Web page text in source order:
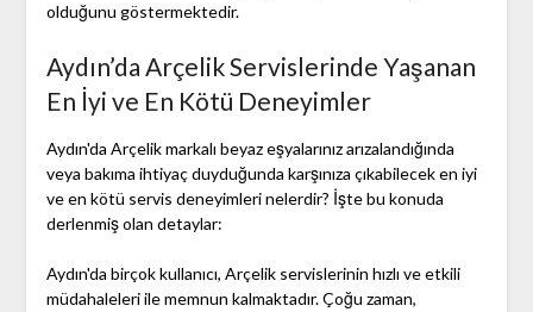
olduğunu göstermektedir.
Aydın’da Arçelik Servislerinde Yaşanan
En İyi ve En Kötü Deneyimler
Aydın'da Arçelik markalı beyaz eşyalarınız arızalandığında
veya bakıma ihtiyaç duyduğunda karşınıza çıkabilecek en iyi
ve en kötü servis deneyimleri nelerdir? İşte bu konuda
derlenmiş olan detaylar:
Aydın'da birçok kullanıcı, Arçelik servislerinin hızlı ve etkili
müdahaleleri ile memnun kalmaktadır. Çoğu zaman,